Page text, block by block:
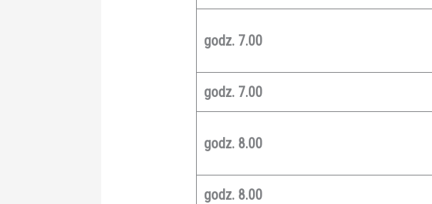
godz. 7.00
godz. 7.00
godz. 8.00
godz. 8.00